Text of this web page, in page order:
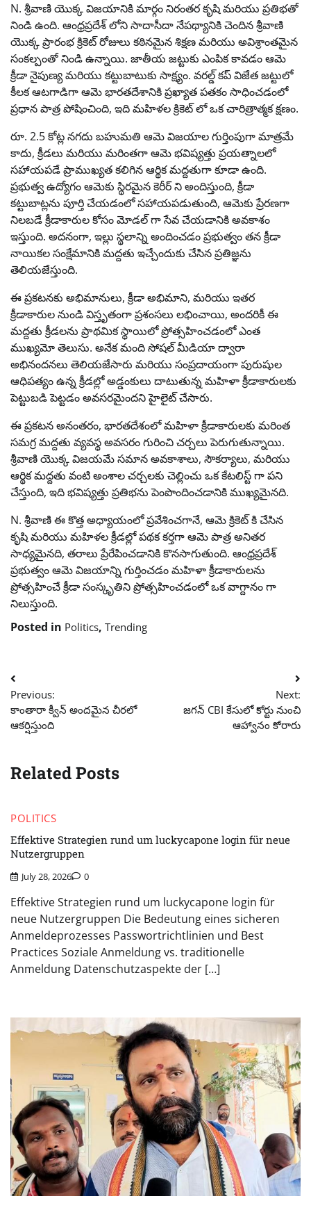
N. శ్రీవాణి యొక్క విజయానికి మార్గం నిరంతర కృషి మరియు ప్రతిభతో
నిండి ఉంది. ఆంధ్రప్రదేశ్ లోని సాదాసీదా నేపథ్యానికి చెందిన శ్రీవాణి
యొక్క ప్రారంభ క్రికెట్ రోజులు కఠినమైన శిక్షణ మరియు అవిశ్రాంతమైన
సంకల్పంతో నిండి ఉన్నాయి. జాతీయ జట్టుకు ఎంపిక కావడం ఆమె
క్రీడా నైపుణ్య మరియు కట్టుబాటుకు సాక్ష్యం. వరల్డ్ కప్ విజేత జట్టులో
కీలక ఆటగాడిగా ఆమె భారతదేశానికి ప్రఖ్యాత పతకం సాధించడంలో
ప్రధాన పాత్ర పోషించింది, ఇది మహిళల క్రికెట్ లో ఒక చారిత్రాత్మక క్షణం.
రూ. 2.5 కోట్ల నగదు బహుమతి ఆమె విజయాల గుర్తింపుగా మాత్రమే
కాదు, క్రీడలు మరియు మరింతగా ఆమె భవిష్యత్తు ప్రయత్నాలలో
సహాయపడే ప్రాముఖ్యత కలిగిన ఆర్థిక మద్దతుగా కూడా ఉంది.
ప్రభుత్వ ఉద్యోగం ఆమెకు స్థిరమైన కెరీర్ ని అందిస్తుంది, క్రీడా
కట్టుబాట్లను పూర్తి చేయడంలో సహాయపడుతుంది, ఆమెకు ప్రేరణగా
నిలబడే క్రీడాకారుల కోసం మోడల్ గా సేవ చేయడానికి అవకాశం
ఇస్తుంది. అదనంగా, ఇల్లు స్థలాన్ని అందించడం ప్రభుత్వం తన క్రీడా
నాయికల సంక్షేమానికి మద్దతు ఇచ్చేందుకు చేసిన ప్రతిజ్ఞను
తెలియజేస్తుంది.
ఈ ప్రకటనకు అభిమానులు, క్రీడా అభిమాని, మరియు ఇతర
క్రీడాకారుల నుండి విస్తృతంగా ప్రశంసలు లభించాయి, అందరికీ ఈ
మద్దతు క్రీడలను ప్రాథమిక స్థాయిలో ప్రోత్సహించడంలో ఎంత
ముఖ్యమో తెలుసు. అనేక మంది సోషల్ మీడియా ద్వారా
అభినందనలు తెలియజేసారు మరియు సంప్రదాయంగా పురుషుల
ఆధిపత్యం ఉన్న క్రీడల్లో అడ్డంకులు దాటుతున్న మహిళా క్రీడాకారులకు
పెట్టుబడి పెట్టడం అవసరమైందని హైలైట్ చేసారు.
ఈ ప్రకటన అనంతరం, భారతదేశంలో మహిళా క్రీడాకారులకు మరింత
సమగ్ర మద్దతు వ్యవస్థ అవసరం గురించి చర్చలు పెరుగుతున్నాయి.
శ్రీవాణి యొక్క విజయమే సమాన అవకాశాలు, సౌకర్యాలు, మరియు
ఆర్థిక మద్దతు వంటి అంశాల చర్చలకు చెల్లించు ఒక కేటలిస్ట్ గా పని
చేస్తుంది, ఇది భవిష్యత్తు ప్రతిభను పెంపొందించడానికి ముఖ్యమైనది.
N. శ్రీవాణి ఈ కొత్త అధ్యాయంలో ప్రవేశించగానే, ఆమె క్రికెట్ కి చేసిన
కృషి మరియు మహిళల క్రీడల్లో పథక కర్తగా ఆమె పాత్ర అనితర
సాధ్యమైనది, తరాలు ప్రేరేపించడానికి కొనసాగుతుంది. ఆంధ్రప్రదేశ్
ప్రభుత్వం ఆమె విజయాన్ని గుర్తించడం మహిళా క్రీడాకారులను
ప్రోత్సహించే క్రీడా సంస్కృతిని ప్రోత్సహించడంలో ఒక వాగ్దానం గా
నిలుస్తుంది.
Posted in Politics, Trending
Post
navigation
Previous:
కాంతారా క్వీన్ అందమైన చీరలో
ఆకర్షిస్తుంది
Next:
జగన్ CBI కేసులో కోర్టు నుంచి
ఆహ్వానం కోరారు
Related Posts
POLITICS
Effektive Strategien rund um luckycapone login für neue
Nutzergruppen
July 28, 2026 0
Effektive Strategien rund um luckycapone login für
neue Nutzergruppen Die Bedeutung eines sicheren
Anmeldeprozesses Passwortrichtlinien und Best
Practices Soziale Anmeldung vs. traditionelle
Anmeldung Datenschutzaspekte der […]